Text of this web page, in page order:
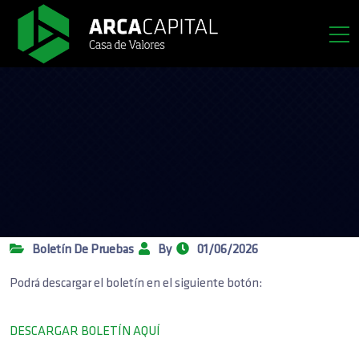
Boletín De Pruebas By 01/06/2026
Podrá descargar el boletín en el siguiente botón:
DESCARGAR BOLETÍN AQUÍ